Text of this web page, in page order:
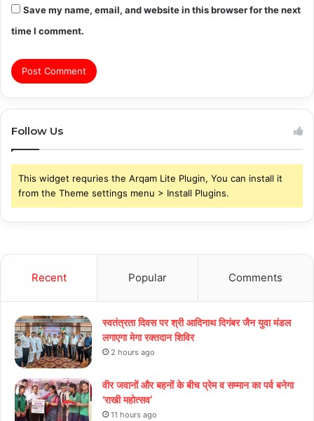
Save my name, email, and website in this browser for the next
time I comment.
Follow Us
This widget requries the Arqam Lite Plugin, You can install it
from the Theme settings menu > Install Plugins.
Recent Popular Comments
स्वतंत्रता दिवस पर श्री आदिनाथ दिगंबर जैन युवा मंडल
लगाएगा मेगा रक्तदान शिविर
2 hours ago
वीर जवानों और बहनों के बीच प्रेम व सम्मान का पर्व बनेगा
‘राखी महोत्सव’
11 hours ago